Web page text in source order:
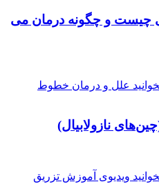
چیست و چگونه درمان می
نازولابیال)